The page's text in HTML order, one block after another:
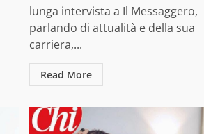
lunga intervista a Il Messaggero,
parlando di attualità e della sua
carriera,...
Read More